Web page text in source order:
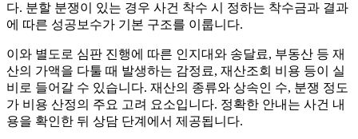
다. 분할 분쟁이 있는 경우 사건 착수 시 정하는 착수금과 결과
에 따른 성공보수가 기본 구조를 이룹니다.
이와 별도로 심판 진행에 따른 인지대와 송달료, 부동산 등 재
산의 가액을 다툴 때 발생하는 감정료, 재산조회 비용 등이 실
비로 들어갈 수 있습니다. 재산의 종류와 상속인 수, 분쟁 정도
가 비용 산정의 주요 고려 요소입니다. 정확한 안내는 사건 내
용을 확인한 뒤 상담 단계에서 제공됩니다.